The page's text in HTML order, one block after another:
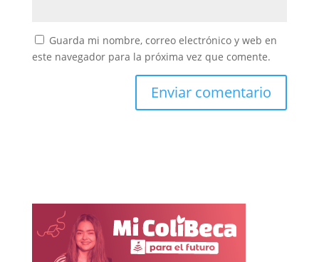
Guarda mi nombre, correo electrónico y web en
este navegador para la próxima vez que comente.